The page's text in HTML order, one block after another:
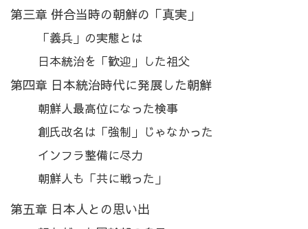
第三章 併合当時の朝鮮の「真実」
「義兵」の実態とは
日本統治を「歓迎」した祖父
第四章 日本統治時代に発展した朝鮮
朝鮮人最高位になった検事
創氏改名は「強制」じゃなかった
インフラ整備に尽力
朝鮮人も「共に戦った」
第五章 日本人との思い出